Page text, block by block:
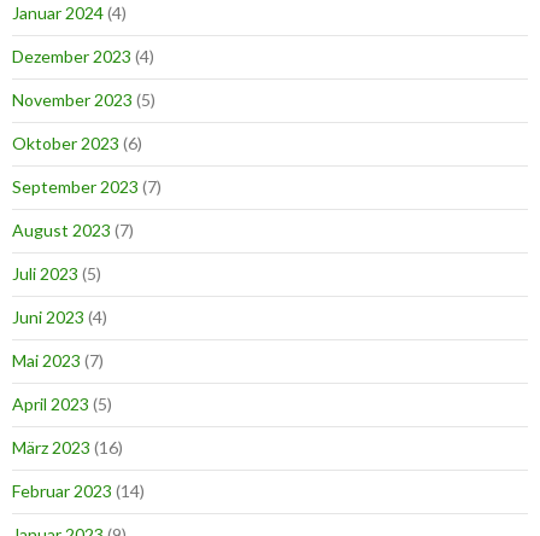
Januar 2024(4)
Dezember 2023 (4)
November 2023 (5)
Oktober 2023 (6)
September 2023 (7)
August 2023 (7)
Juli 2023 (5)
Juni 2023 (4)
Mai 2023 (7)
April 2023 (5)
März 2023 (16)
Februar 2023 (14)